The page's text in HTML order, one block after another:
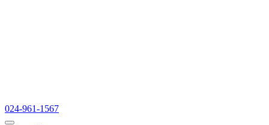
024-961-1567